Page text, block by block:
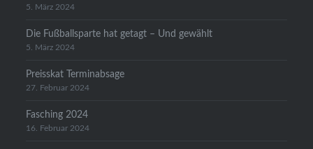
5. März 2024
Die Fußballsparte hat getagt – Und gewählt
5. März 2024
Preisskat Terminabsage
27. Februar 2024
Fasching 2024
16. Februar 2024